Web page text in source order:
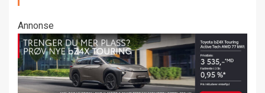
Annonse